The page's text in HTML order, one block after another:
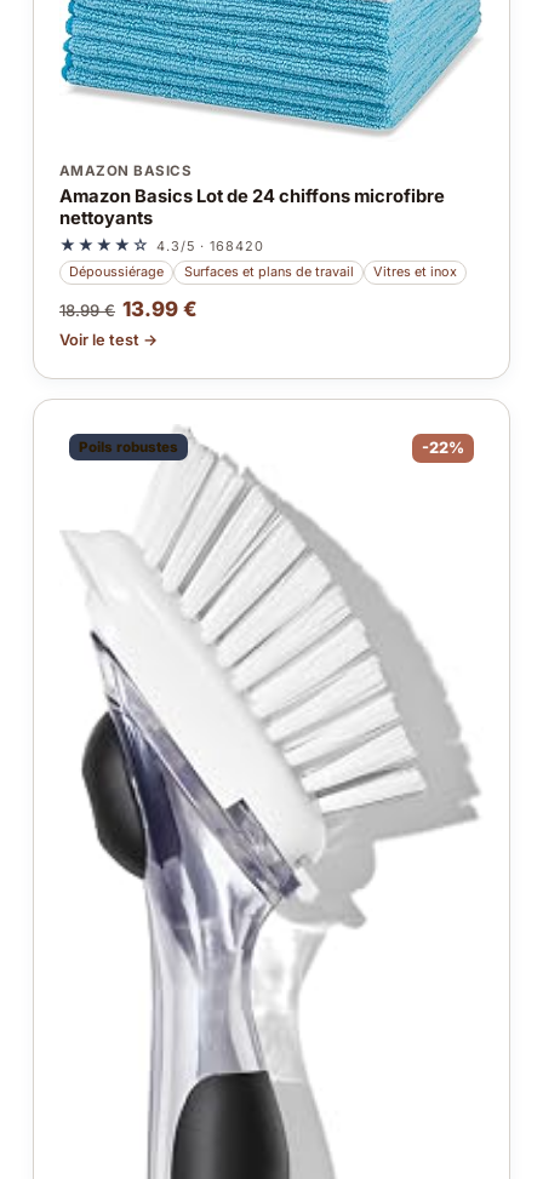
AMAZON BASICS
Amazon Basics Lot de 24 chiffons microfibre
nettoyants
★★★★☆ 4.3/5 · 168420
Dépoussiérage
Surfaces et plans de travail Vitres et inox
18.99 € 13.99 €
Voir le test →
Poils robustes -22%